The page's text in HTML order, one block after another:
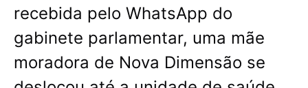
recebida pelo WhatsApp do
gabinete parlamentar, uma mãe
moradora de Nova Dimensão se